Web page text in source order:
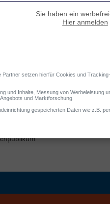
ist
für
medienübergreifend einsetzbare